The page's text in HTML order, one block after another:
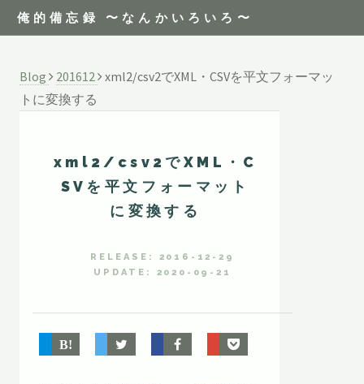
俺的備忘録 〜なんかいろいろ〜
Blog 201612 xml2/csv2でXML・CSVを平文フォーマッ
トに変換する
xml2/csv2でXML・C
SVを平文フォーマット
に変換する
RELEASE: 2016-12-29
UPDATE: 2020-09-21